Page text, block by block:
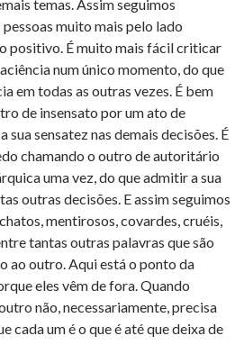
temas. Assim seguimos
muito mais pelo lado
positivo. É muito mais fácil criticar
num único momento, do que
em todas as outras vezes. É bem
de insensato por um ato de
sua sensatez nas demais decisões. É
chamando o outro de autoritário
uma vez, do que admitir a sua
outras decisões. E assim seguimos
mentirosos, covardes, cruéis,
tantas outras palavras que são
ao outro. Aqui está o ponto da
eles vêm de fora. Quando
não, necessariamente, precisa
cada um é o que é até que deixa de